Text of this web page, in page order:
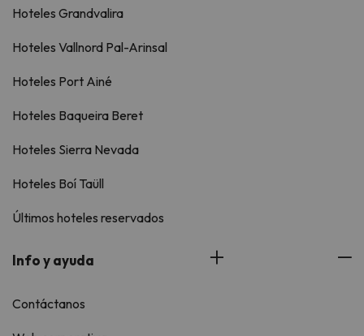
Hoteles Grandvalira
Hoteles Vallnord Pal-Arinsal
Hoteles Port Ainé
Hoteles Baqueira Beret
Hoteles Sierra Nevada
Hoteles Boí Taüll
Últimos hoteles reservados
Info y ayuda
Contáctanos